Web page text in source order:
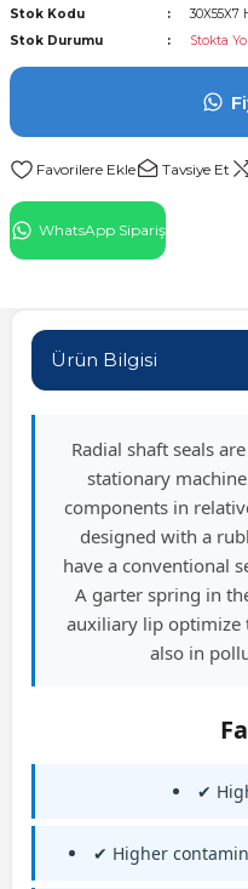
Rulman
Stok Kodu
30X55X7
Stok Durumu
Stokta
Tavsiye Et
WhatsApp Sipariş
Ürün Bilgisi
Radial shaft seals
stationary
components in
designed with a
have a conventional
A garter spring in
auxiliary lip optimize
also in
✔
✔ Higher